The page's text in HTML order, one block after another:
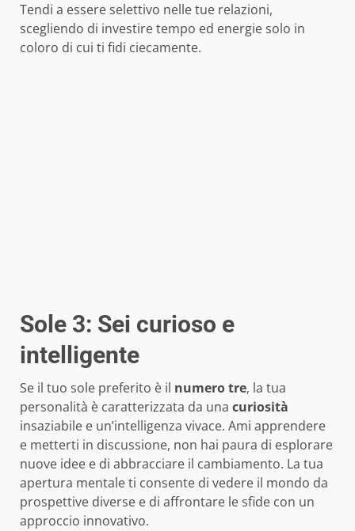
Tendi a essere selettivo nelle tue relazioni,
scegliendo di investire tempo ed energie solo in
coloro di cui ti fidi ciecamente.
Sole 3: Sei curioso e
intelligente
Se il tuo sole preferito è il numero tre, la tua
personalità è caratterizzata da una curiosità
insaziabile e un’intelligenza vivace. Ami apprendere
e metterti in discussione, non hai paura di esplorare
nuove idee e di abbracciare il cambiamento. La tua
apertura mentale ti consente di vedere il mondo da
prospettive diverse e di affrontare le sfide con un
approccio innovativo.